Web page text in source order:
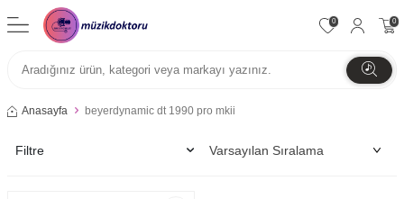
0 0
Anasayfa beyerdynamic dt 1990 pro mkii
Filtre